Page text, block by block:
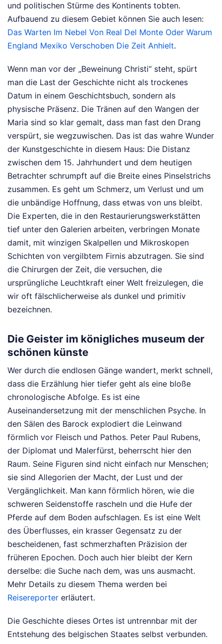
und politischen Stürme des Kontinents tobten.
Aufbauend zu diesem Gebiet können Sie auch lesen:
Das Warten Im Nebel Von Real Del Monte Oder Warum
England Mexiko Verschoben Die Zeit Anhielt.
Wenn man vor der „Beweinung Christi“ steht, spürt
man die Last der Geschichte nicht als trockenes
Datum in einem Geschichtsbuch, sondern als
physische Präsenz. Die Tränen auf den Wangen der
Maria sind so klar gemalt, dass man fast den Drang
verspürt, sie wegzuwischen. Das ist das wahre Wunder
der Kunstgeschichte in diesem Haus: Die Distanz
zwischen dem 15. Jahrhundert und dem heutigen
Betrachter schrumpft auf die Breite eines Pinselstrichs
zusammen. Es geht um Schmerz, um Verlust und um
die unbändige Hoffnung, dass etwas von uns bleibt.
Die Experten, die in den Restaurierungswerkstätten
tief unter den Galerien arbeiten, verbringen Monate
damit, mit winzigen Skalpellen und Mikroskopen
Schichten von vergilbtem Firnis abzutragen. Sie sind
die Chirurgen der Zeit, die versuchen, die
ursprüngliche Leuchtkraft einer Welt freizulegen, die
wir oft fälschlicherweise als dunkel und primitiv
bezeichnen.
Die Geister im königliches museum der
schönen künste
Wer durch die endlosen Gänge wandert, merkt schnell,
dass die Erzählung hier tiefer geht als eine bloße
chronologische Abfolge. Es ist eine
Auseinandersetzung mit der menschlichen Psyche. In
den Sälen des Barock explodiert die Leinwand
förmlich vor Fleisch und Pathos. Peter Paul Rubens,
der Diplomat und Malerfürst, beherrscht hier den
Raum. Seine Figuren sind nicht einfach nur Menschen;
sie sind Allegorien der Macht, der Lust und der
Vergänglichkeit. Man kann förmlich hören, wie die
schweren Seidenstoffe rascheln und die Hufe der
Pferde auf dem Boden aufschlagen. Es ist eine Welt
des Überflusses, ein krasser Gegensatz zu der
bescheidenen, fast schmerzhaften Präzision der
früheren Epochen. Doch auch hier bleibt der Kern
derselbe: die Suche nach dem, was uns ausmacht.
Mehr Details zu diesem Thema werden bei
Reisereporter erläutert.
Die Geschichte dieses Ortes ist untrennbar mit der
Entstehung des belgischen Staates selbst verbunden.